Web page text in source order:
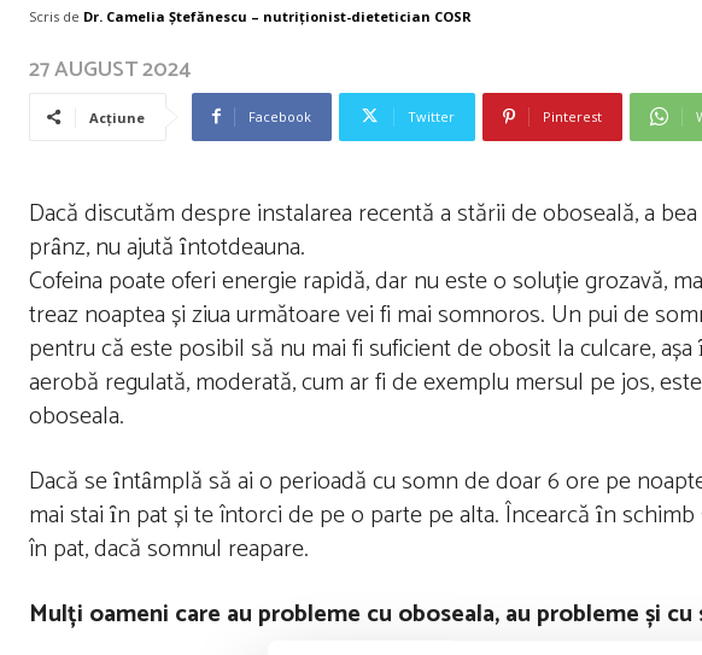
Scris de Dr. Camelia Ștefănescu – nutriţionist-dietetician COSR
27 AUGUST 2024
Acțiune Facebook Twitter Pinterest
Dacă discutăm despre instalarea recentă a stării de oboseală, a
prȃnz, nu ajută ȋntotdeauna.
Cofeina poate oferi energie rapidă, dar nu este o soluție grozavă,
treaz noaptea și ziua următoare vei fi mai somnoros. Un pui de
pentru că este posibil să nu mai fi suficient de obosit la culcare,
aerobă regulată, moderată, cum ar fi de exemplu mersul pe jos,
oboseala.
Dacă se ȋntȃmplă să ai o perioadă cu somn de doar 6 ore pe
mai stai ȋn pat și te întorci de pe o parte pe alta. Încearcă ȋn
în pat, dacă somnul reapare.
Mulți oameni care au probleme cu oboseala, au probleme și